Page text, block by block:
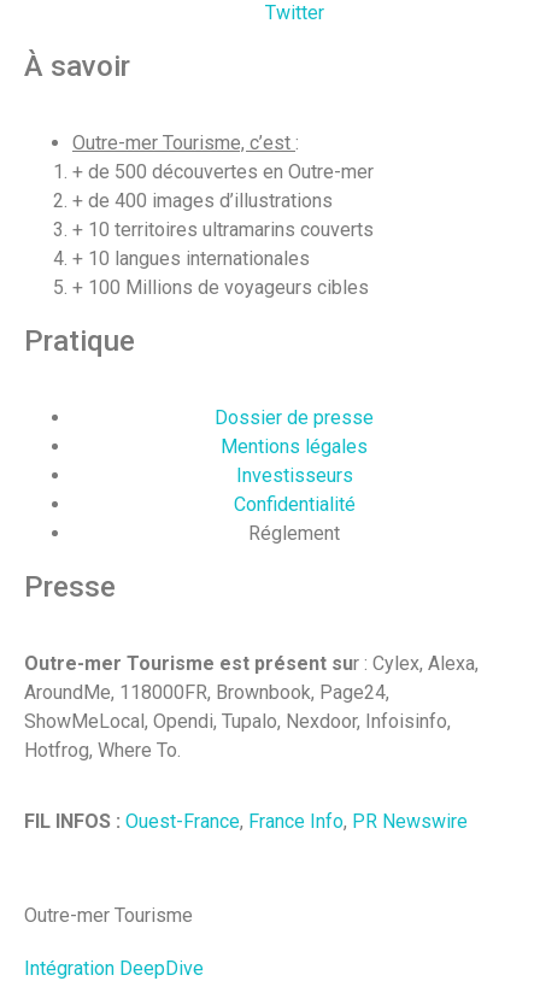
Twitter
À savoir
Outre-mer Tourisme, c’est :
+ de 500 découvertes en Outre-mer
+ de 400 images d’illustrations
+ 10 territoires ultramarins couverts
+ 10 langues internationales
+ 100 Millions de voyageurs cibles
Pratique
Dossier de presse
Mentions légales
Investisseurs
Confidentialité
Réglement
Presse
Outre-mer Tourisme est présent sur : Cylex, Alexa,
AroundMe, 118000FR, Brownbook, Page24,
ShowMeLocal, Opendi, Tupalo, Nexdoor, Infoisinfo,
Hotfrog, Where To.
FIL INFOS : Ouest-France, France Info, PR Newswire
Outre-mer Tourisme
Intégration DeepDive